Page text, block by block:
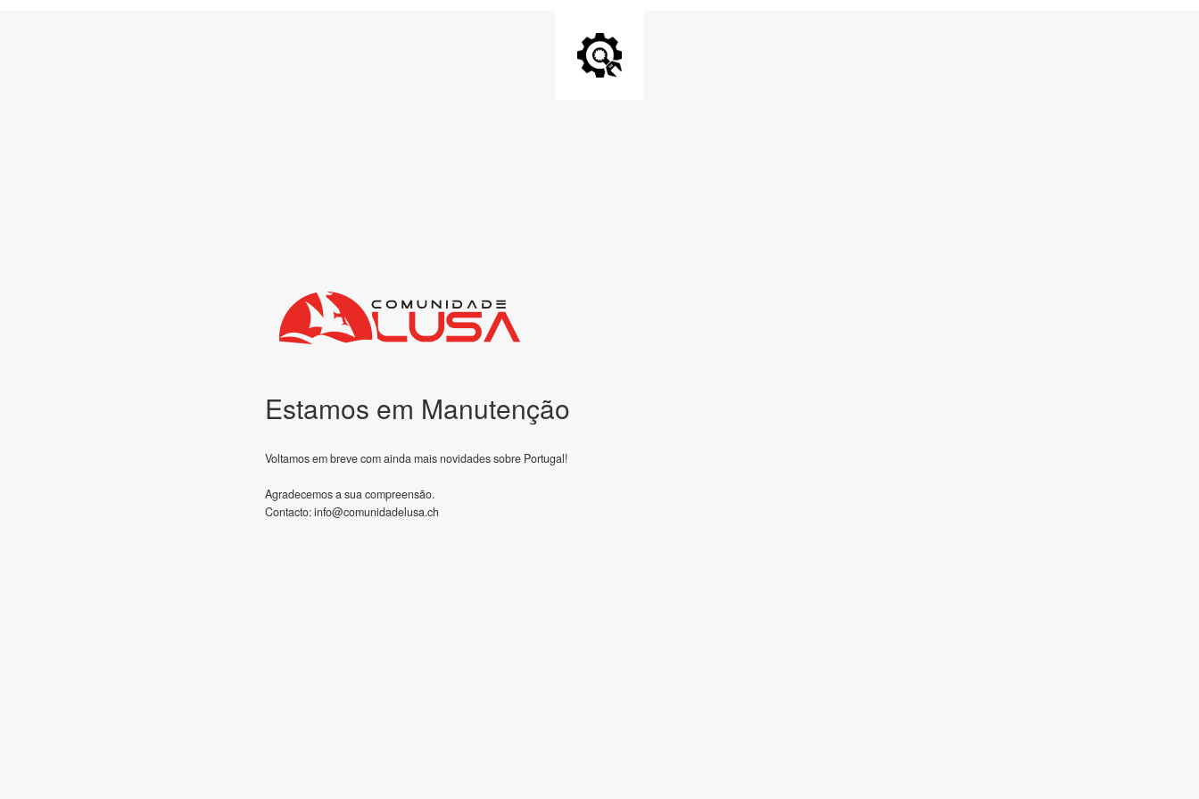
Estamos em Manutenção
Voltamos em breve com ainda mais novidades sobre Portugal!
Agradecemos a sua compreensão.
Contacto:info@comunidadelusa.ch